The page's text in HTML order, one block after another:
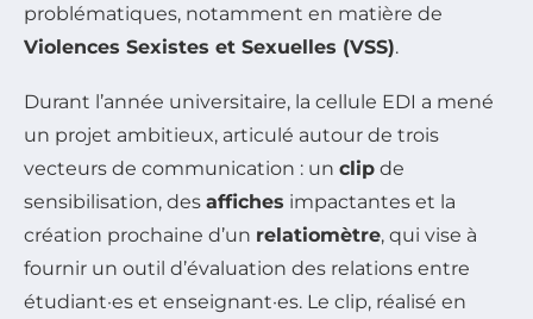
problématiques, notamment en matière de
Violences Sexistes et Sexuelles (VSS).
Durant l’année universitaire, la cellule EDI a mené
un projet ambitieux, articulé autour de trois
vecteurs de communication : un clip de
sensibilisation, des affiches impactantes et la
création prochaine d’un relatiomètre, qui vise à
fournir un outil d’évaluation des relations entre
étudiant·es et enseignant·es. Le clip, réalisé en